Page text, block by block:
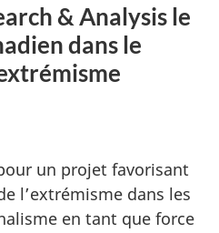
& Analysis le
dans le
un projet favorisant
l’extrémisme dans les
en tant que force